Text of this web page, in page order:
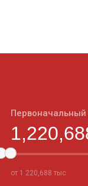
Первоначальный
от 1 220,688 тыс